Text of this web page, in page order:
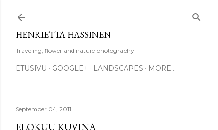
HENRIETTA HASSINEN
Traveling, flower and nature photography
ETUSIVU GOOGLE+ LANDSCAPES MORE…
September 04, 2011
ELOKUU KUVINA